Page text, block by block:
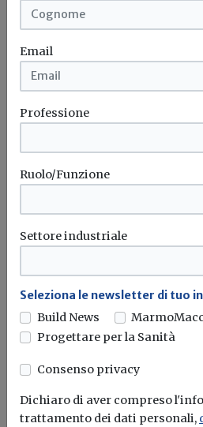
Build News
Rimani aggiornato
novità in campo di
Iscriviti
Email
Professione
Ruolo/Funzione
Settore industriale
Seleziona le newsletter di tuo
Build News
Progettare per la Sanità
Consenso privacy
Dichiaro di aver compreso
trattamento dei dati personali,